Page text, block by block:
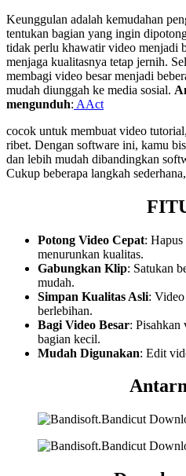
Keunggulan adalah kemudahan
tentukan bagian yang ingin
tidak perlu khawatir video menjadi
menjaga kualitasnya tetap jernih.
membagi video besar menjadi
mudah diunggah ke media sosial.
mengunduh: AAct
cocok untuk membuat video
ribet. Dengan software ini, kamu
dan lebih mudah dibandingkan
Cukup beberapa langkah
Potong Video Cepat:
menurunkan kualitas.
Gabungkan Klip: Satukan
mudah.
Simpan Kualitas Asli:
berlebihan.
Bagi Video Besar: Pisahkan
bagian kecil.
Mudah Digunakan: Edit